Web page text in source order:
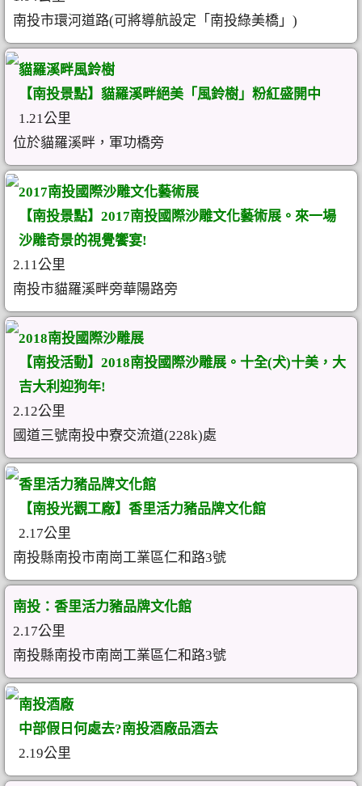
南投市環河道路(可將導航設定「南投綠美橋」)
貓羅溪畔風鈴樹
【南投景點】貓羅溪畔絕美「風鈴樹」粉紅盛開中
1.21公里
位於貓羅溪畔，軍功橋旁
2017南投國際沙雕文化藝術展
【南投景點】2017南投國際沙雕文化藝術展。來一場
沙雕奇景的視覺饗宴!
2.11公里
南投市貓羅溪畔旁華陽路旁
2018南投國際沙雕展
【南投活動】2018南投國際沙雕展。十全(犬)十美，大
吉大利迎狗年!
2.12公里
國道三號南投中寮交流道(228k)處
香里活力豬品牌文化館
【南投光觀工廠】香里活力豬品牌文化館
2.17公里
南投縣南投市南崗工業區仁和路3號
南投：香里活力豬品牌文化館
2.17公里
南投縣南投市南崗工業區仁和路3號
南投酒廠
中部假日何處去?南投酒廠品酒去
2.19公里